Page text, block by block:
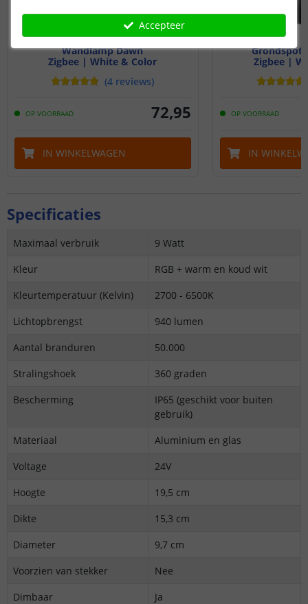
Wandlamp Dawn
Zigbee | White & Color
(4 reviews)
OP VOORRAAD 72,95
IN WINKELWAGEN
Grondspot
Zigbee |
OP VOORRAAD
IN
Specificaties
Maximaal verbruik
9 Watt
Kleur
RGB + warm en koud wit
Kleurtemperatuur (Kelvin)
2700 - 6500K
Lichtopbrengst
940 lumen
Aantal branduren
50.000
Stralingshoek
360 graden
Bescherming
IP65 (geschikt voor buiten
gebruik)
Materiaal
Aluminium en glas
Voltage
24V
Hoogte
19,5 cm
Dikte
15,3 cm
Diameter
9,7 cm
Voorzien van stekker
Nee
Dimbaar
Ja
Accepteer